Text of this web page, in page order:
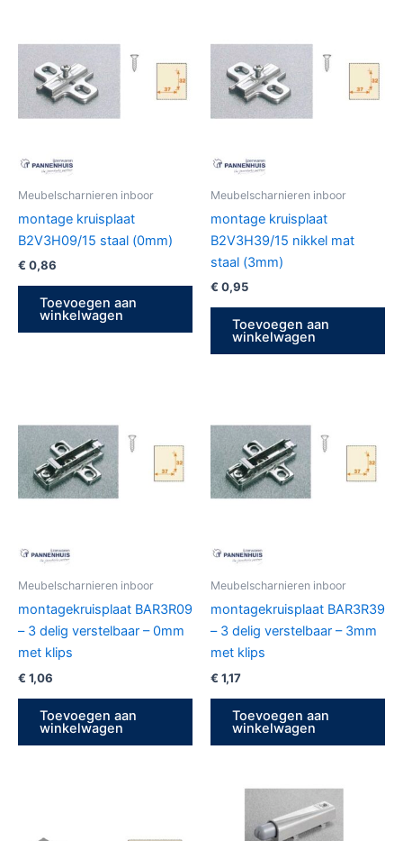
Meubelscharnieren inboor
montage kruisplaat
B2V3H09/15 staal (0mm)
€ 0,86
Toevoegen aan
winkelwagen
Meubelscharnieren inboor
montage kruisplaat
B2V3H39/15 nikkel mat
staal (3mm)
€ 0,95
Toevoegen aan
winkelwagen
Meubelscharnieren inboor
montagekruisplaat BAR3R09
– 3 delig verstelbaar – 0mm
met klips
€ 1,06
Toevoegen aan
winkelwagen
Meubelscharnieren inboor
montagekruisplaat BAR3R39
– 3 delig verstelbaar – 3mm
met klips
€ 1,17
Toevoegen aan
winkelwagen